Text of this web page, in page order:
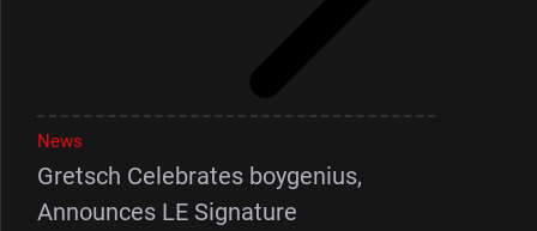
News
Gretsch Celebrates boygenius,
Announces LE Signature